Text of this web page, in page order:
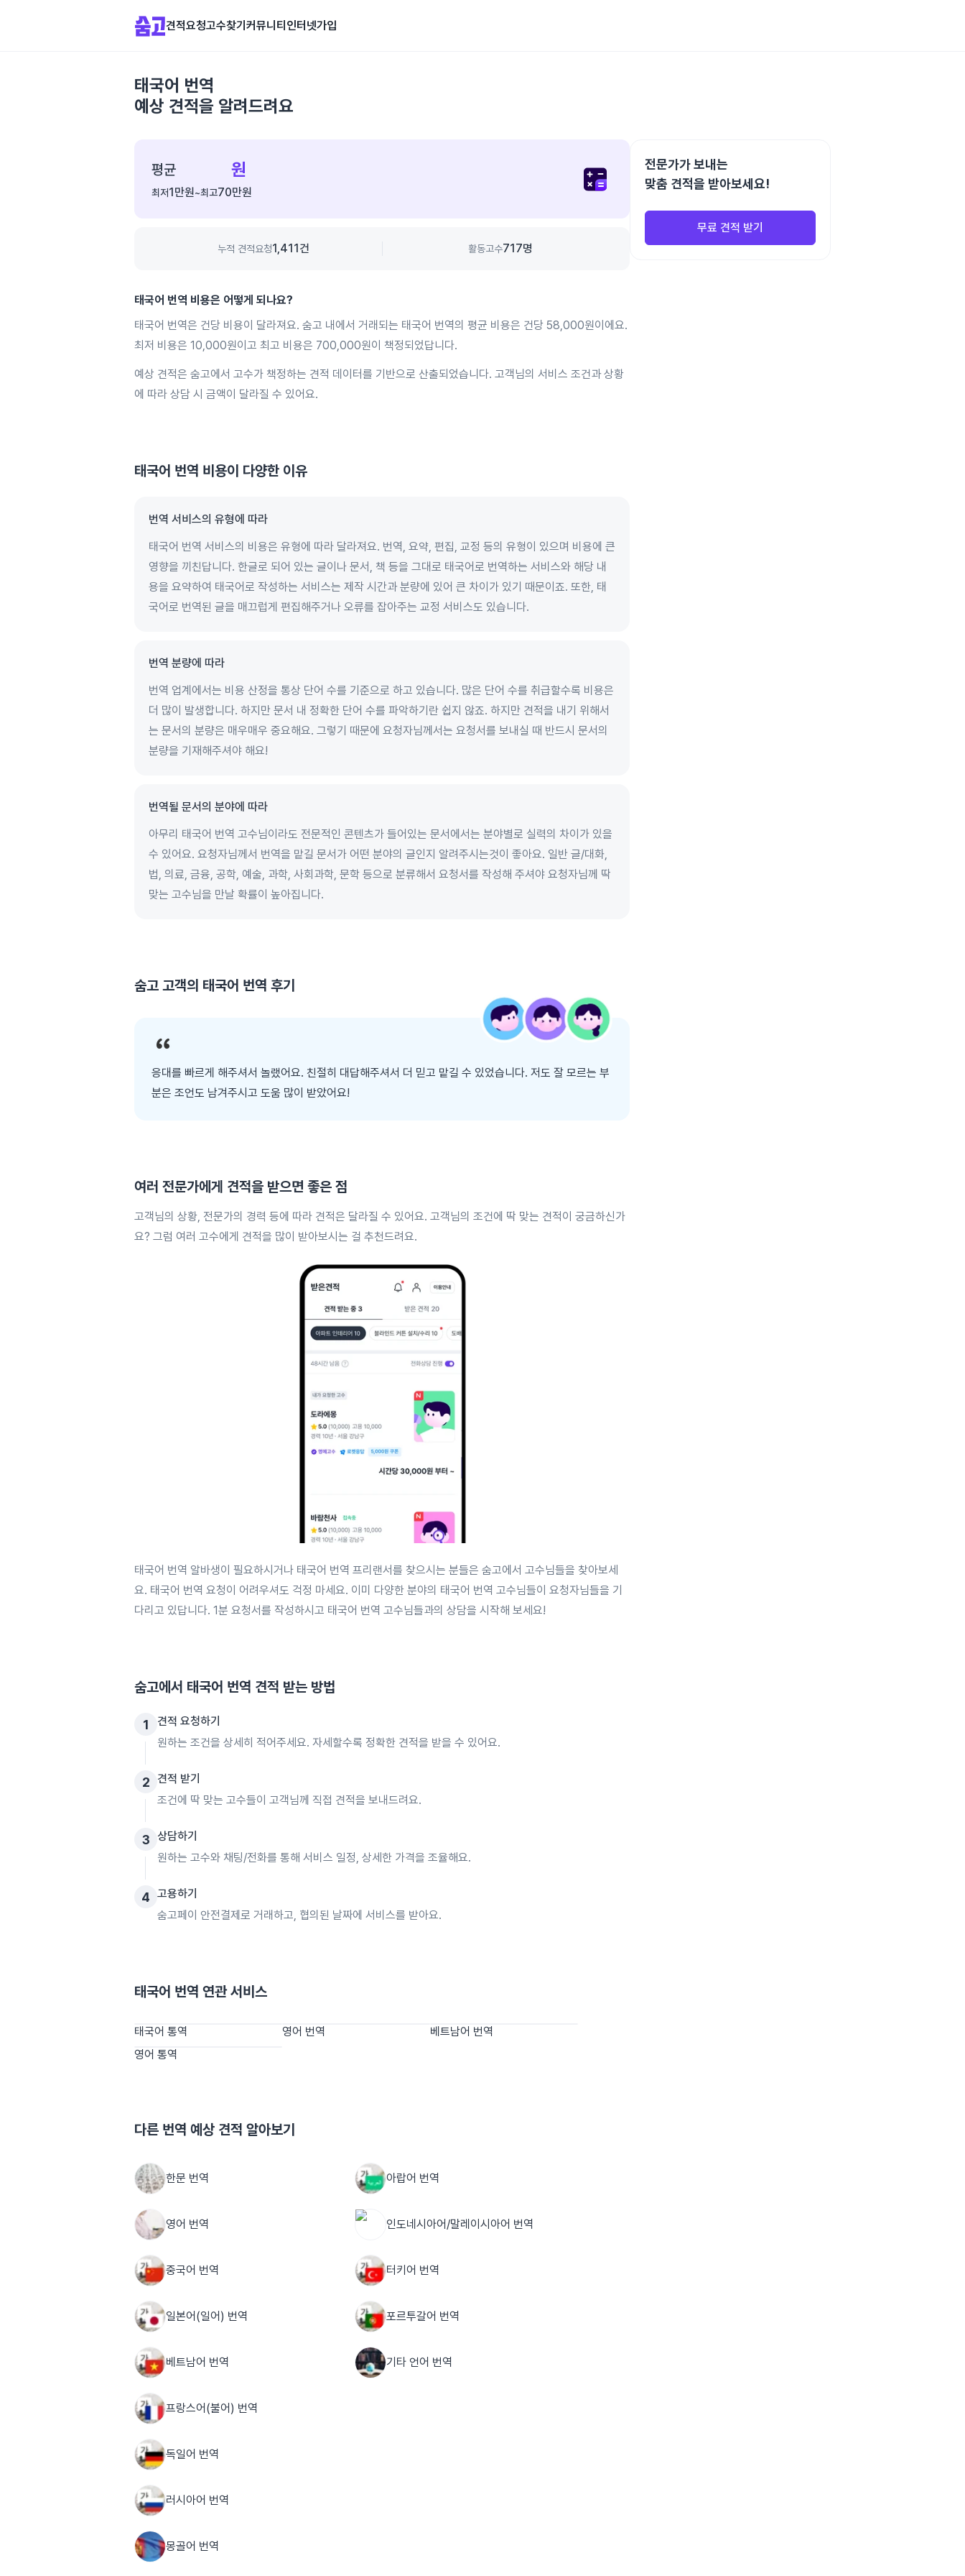
견적요청고수찾기 커뮤니티 인터넷가입
태국어 번역
예상 견적을 알려드려요
평균 원
최저1만원~최고70만원
누적 견적요청1,411건 활동고수717명
태국어 번역 비용은 어떻게 되나요?
태국어 번역은 건당 비용이 달라져요. 숨고 내에서 거래되는 태국어 번역의 평균 비용은 건당 58,000원이에요.
최저 비용은 10,000원이고 최고 비용은 700,000원이 책정되었답니다.
예상 견적은 숨고에서 고수가 책정하는 견적 데이터를 기반으로 산출되었습니다. 고객님의 서비스 조건과 상황
에 따라 상담 시 금액이 달라질 수 있어요.
태국어 번역 비용이 다양한 이유
번역 서비스의 유형에 따라
태국어 번역 서비스의 비용은 유형에 따라 달라져요. 번역, 요약, 편집, 교정 등의 유형이 있으며 비용에 큰
영향을 끼친답니다. 한글로 되어 있는 글이나 문서, 책 등을 그대로 태국어로 번역하는 서비스와 해당 내
용을 요약하여 태국어로 작성하는 서비스는 제작 시간과 분량에 있어 큰 차이가 있기 때문이죠. 또한, 태
국어로 번역된 글을 매끄럽게 편집해주거나 오류를 잡아주는 교정 서비스도 있습니다.
번역 분량에 따라
번역 업계에서는 비용 산정을 통상 단어 수를 기준으로 하고 있습니다. 많은 단어 수를 취급할수록 비용은
더 많이 발생합니다. 하지만 문서 내 정확한 단어 수를 파악하기란 쉽지 않죠. 하지만 견적을 내기 위해서
는 문서의 분량은 매우매우 중요해요. 그렇기 때문에 요청자님께서는 요청서를 보내실 때 반드시 문서의
분량을 기재해주셔야 해요!
번역될 문서의 분야에 따라
아무리 태국어 번역 고수님이라도 전문적인 콘텐츠가 들어있는 문서에서는 분야별로 실력의 차이가 있을
수 있어요. 요청자님께서 번역을 맡길 문서가 어떤 분야의 글인지 알려주시는것이 좋아요. 일반 글/대화,
법, 의료, 금융, 공학, 예술, 과학, 사회과학, 문학 등으로 분류해서 요청서를 작성해 주셔야 요청자님께 딱
맞는 고수님을 만날 확률이 높아집니다.
숨고 고객의 태국어 번역 후기
응대를 빠르게 해주셔서 놀랬어요. 친절히 대답해주셔서 더 믿고 맡길 수 있었습니다. 저도 잘 모르는 부
분은 조언도 남겨주시고 도움 많이 받았어요!
여러 전문가에게 견적을 받으면 좋은 점
고객님의 상황, 전문가의 경력 등에 따라 견적은 달라질 수 있어요. 고객님의 조건에 딱 맞는 견적이 궁금하신가
요? 그럼 여러 고수에게 견적을 많이 받아보시는 걸 추천드려요.
태국어 번역 알바생이 필요하시거나 태국어 번역 프리랜서를 찾으시는 분들은 숨고에서 고수님들을 찾아보세
요. 태국어 번역 요청이 어려우셔도 걱정 마세요. 이미 다양한 분야의 태국어 번역 고수님들이 요청자님들을 기
다리고 있답니다. 1분 요청서를 작성하시고 태국어 번역 고수님들과의 상담을 시작해 보세요!
숨고에서 태국어 번역 견적 받는 방법
1
견적 요청하기
원하는 조건을 상세히 적어주세요. 자세할수록 정확한 견적을 받을 수 있어요.
2
견적 받기
조건에 딱 맞는 고수들이 고객님께 직접 견적을 보내드려요.
3 상담하기
원하는 고수와 채팅/전화를 통해 서비스 일정, 상세한 가격을 조율해요.
4 고용하기
숨고페이 안전결제로 거래하고, 협의된 날짜에 서비스를 받아요.
태국어 번역 연관 서비스
태국어 통역 영어 번역
베트남어 번역
영어 통역
다른 번역 예상 견적 알아보기
한문 번역
영어 번역
중국어 번역
일본어(일어) 번역
베트남어 번역
프랑스어(불어) 번역
독일어 번역
러시아어 번역
몽골어 번역
아랍어 번역
인도네시아어/말레이시아어 번역
터키어 번역
포르투갈어 번역
기타 언어 번역
전문가가 보내는
맞춤 견적을 받아보세요!
무료 견적 받기